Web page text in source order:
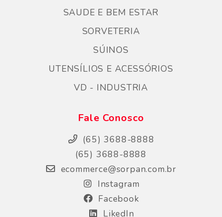
SAUDE E BEM ESTAR
SORVETERIA
SÚINOS
UTENSÍLIOS E ACESSÓRIOS
VD - INDUSTRIA
Fale Conosco
(65) 3688-8888
(65) 3688-8888
ecommerce@sorpan.com.br
Instagram
Facebook
LikedIn